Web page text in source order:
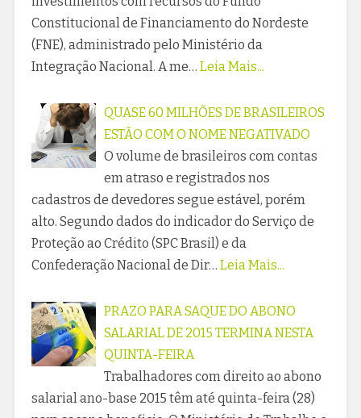
Constitucional de Financiamento do Nordeste
(FNE), administrado pelo Ministério da
Integração Nacional. A me… Leia Mais...
QUASE 60 MILHÕES DE BRASILEIROS
ESTÃO COM O NOME NEGATIVADO
O volume de brasileiros com contas
em atraso e registrados nos
cadastros de devedores segue estável, porém
alto. Segundo dados do indicador do Serviço de
Proteção ao Crédito (SPC Brasil) e da
Confederação Nacional de Dir… Leia Mais...
PRAZO PARA SAQUE DO ABONO
SALARIAL DE 2015 TERMINA NESTA
QUINTA-FEIRA
Trabalhadores com direito ao abono
salarial ano-base 2015 têm até quinta-feira (28)